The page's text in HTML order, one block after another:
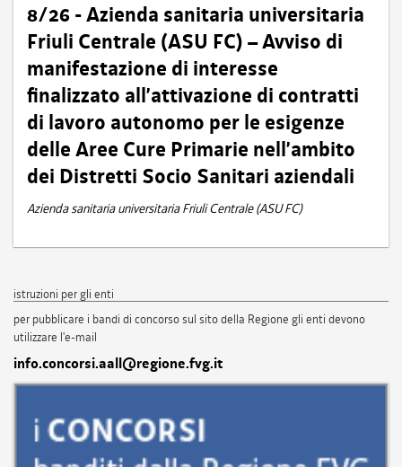
8/26 - Azienda sanitaria universitaria
Friuli Centrale (ASU FC) – Avviso di
manifestazione di interesse
finalizzato all’attivazione di contratti
di lavoro autonomo per le esigenze
delle Aree Cure Primarie nell’ambito
dei Distretti Socio Sanitari aziendali
Azienda sanitaria universitaria Friuli Centrale (ASU FC)
istruzioni per gli enti
per pubblicare i bandi di concorso sul sito della Regione gli enti devono
utilizzare l'e-mail
info.concorsi.aall@regione.fvg.it